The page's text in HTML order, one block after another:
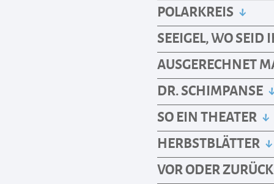
POLARKREIS
SEEIGEL, WO SEID
AUSGERECHNET
DR. SCHIMPANSE
SO EIN THEATER
HERBSTBLÄTTER
VOR ODER ZURÜCK